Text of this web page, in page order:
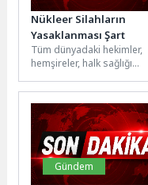
Nükleer Silahların
Yasaklanması Şart
Tüm dünyadaki hekimler,
hemşireler, halk sağlığı
öğrencileri adına konuşan
TTB, nükleer silahların...
Gündem